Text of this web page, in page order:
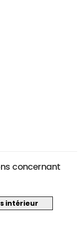
concernant
intérieur